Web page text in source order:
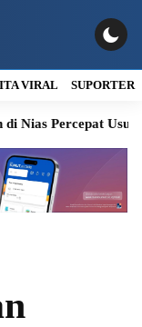
VIRAL SUPORTER
Percepat Usulan BKP